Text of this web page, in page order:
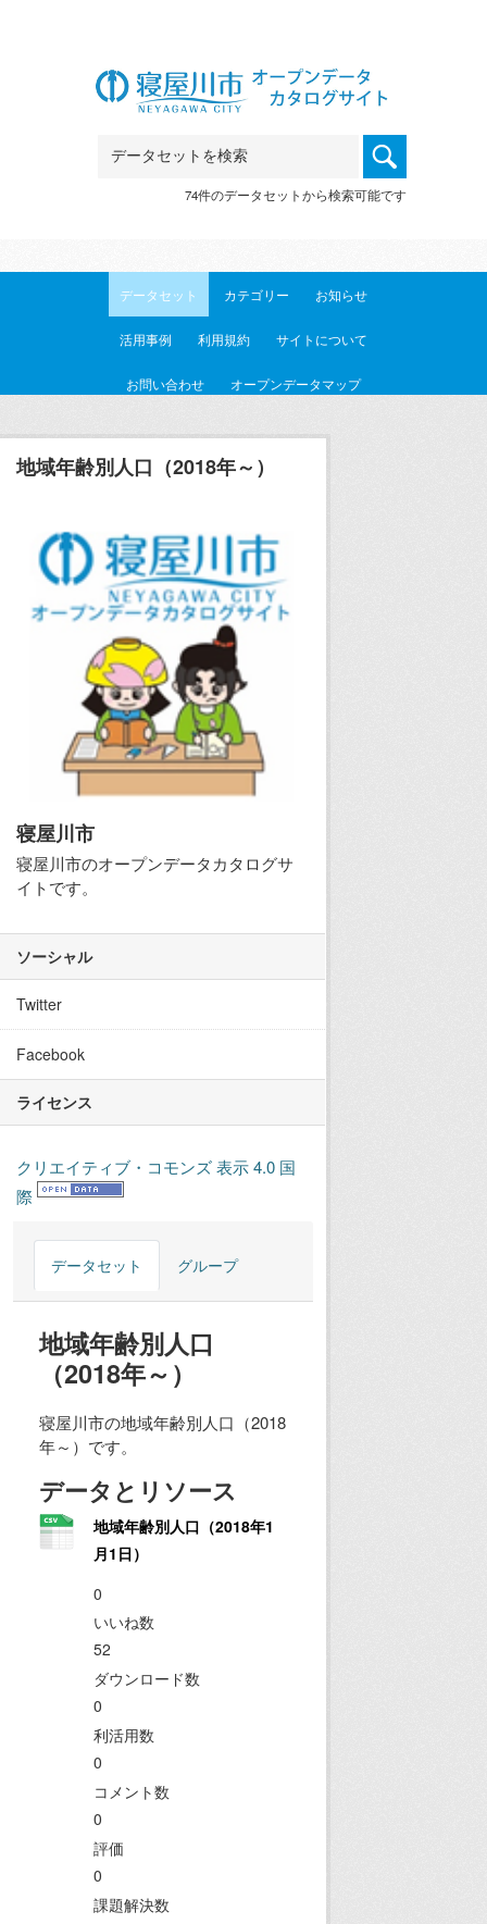
74件のデータセットから検索可能です
データセット カテゴリー お知らせ
活用事例 利用規約 サイトについて
お問い合わせ オープンデータマップ
地域年齢別人口（2018年～）
寝屋川市
寝屋川市のオープンデータカタログサ
イトです。
ソーシャル
Twitter
Facebook
ライセンス
クリエイティブ・コモンズ 表示 4.0 国
際
データセット グループ
地域年齢別人口
（2018年～）
寝屋川市の地域年齢別人口（2018
年～）です。
データとリソース
地域年齢別人口（2018年1
月1日）
0
いいね数
52
ダウンロード数
0
利活用数
0
コメント数
0
評価
0
課題解決数